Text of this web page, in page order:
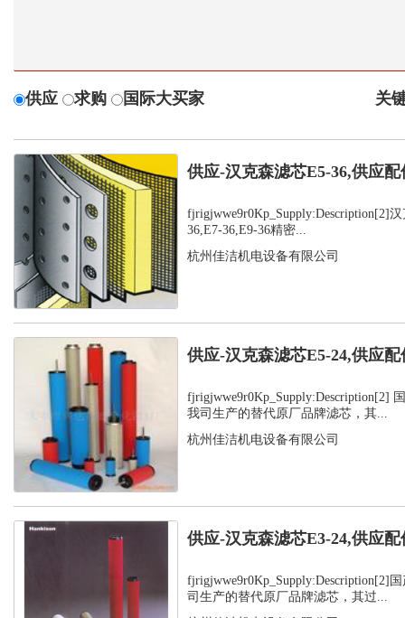
供应 求购 国际大买家 关
供应-汉克森滤芯E5-36,供应配
fjrigjwwe9r0Kp_Supply:Description[2]
36,E7-36,E9-36精密...
杭州佳洁机电设备有限公司
供应-汉克森滤芯E5-24,供应配
fjrigjwwe9r0Kp_Supply:Description[2]
我司生产的替代原厂品牌滤芯，其...
杭州佳洁机电设备有限公司
供应-汉克森滤芯E3-24,供应配
fjrigjwwe9r0Kp_Supply:Description[2]
司生产的替代原厂品牌滤芯，其过...